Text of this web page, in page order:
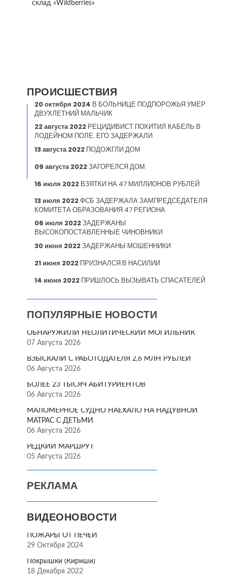
склад «Wildberries»
ПРОИСШЕСТВИЯ
20 октября 2024 В БОЛЬНИЦЕ ПОДПОРОЖЬЯ УМЕР
ДВУХЛЕТНИЙ МАЛЬЧИК
22 августа 2022 РЕЦИДИВИСТ ПОХИТИЛ КАБЕЛЬ В
ЛОДЕЙНОМ ПОЛЕ. ЕГО ЗАДЕРЖАЛИ
13 августа 2022 ПОДОЖГЛИ ДОМ
09 августа 2022ЗАГОРЕЛСЯ ДОМ
16 июля 2022 ВЗЯТКИ НА 47 МИЛЛИОНОВ РУБЛЕЙ
13 июля 2022ФСБ ЗАДЕРЖАЛА ЗАМПРЕДСЕДАТЕЛЯ
КОМИТЕТА ОБРАЗОВАНИЯ 47 РЕГИОНА
06 июля 2022ЗАДЕРЖАНЫ
ВЫСОКОПОСТАВЛЕННЫЕ ЧИНОВНИКИ
30 июня 2022ЗАДЕРЖАНЫ МОШЕННИКИ
21 июня 2022 ПРИЗНАЛСЯ В НАСИЛИИ
14 июня 2022 ПРИШЛОСЬ ВЫЗЫВАТЬ СПАСАТЕЛЕЙ
ПОПУЛЯРНЫЕ НОВОСТИ
ОБНАРУЖИЛИ НЕОЛИТИЧЕСКИЙ МОГИЛЬНИК
07 Августа 2026
ВЗЫСКАЛИ С РАБОТОДАТЕЛЯ 2,6 МЛН РУБЛЕЙ
06 Августа 2026
БОЛЕЕ 23 ТЫСЯЧ АБИТУРИЕНТОВ
06 Августа 2026
МАЛОМЕРНОЕ СУДНО НАЕХАЛО НА НАДУВНОЙ
МАТРАС С ДЕТЬМИ
06 Августа 2026
РЕДКИЙ МАРШРУТ
05 Августа 2026
РЕКЛАМА
ВИДЕОНОВОСТИ
ПОЖАРЫ ОТ ПЕЧЕЙ
29 Октября 2024
Покрышки (Кириши)
18 Декабря 2022